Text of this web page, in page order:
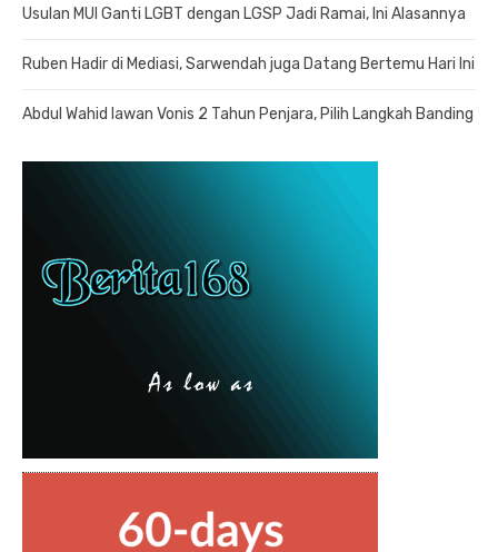
Usulan MUI Ganti LGBT dengan LGSP Jadi Ramai, Ini Alasannya
Ruben Hadir di Mediasi, Sarwendah juga Datang Bertemu Hari Ini
Abdul Wahid lawan Vonis 2 Tahun Penjara, Pilih Langkah Banding